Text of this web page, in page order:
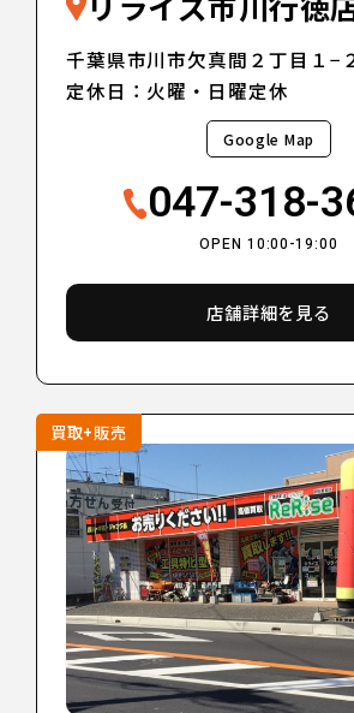
千葉県市川市欠真間２丁目１−
定休日：火曜・日曜定休
Google Map
047-318-
OPEN 10:00-19:00
店舗詳細を見る
買取+販売